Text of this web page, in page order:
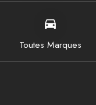
directions_car
Toutes Marques